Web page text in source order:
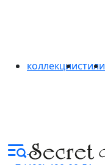
коллекциистили